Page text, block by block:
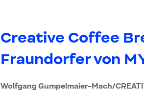
Creative Coffee
Fraundorfer von
Wolfgang Gumpelmaier-Mach/